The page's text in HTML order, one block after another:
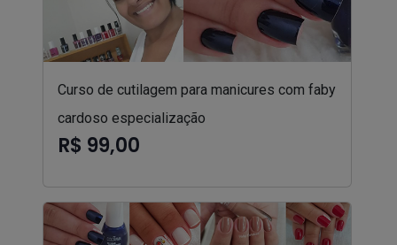
Curso de cutilagem para manicures com faby
cardoso especialização
R$ 99,00